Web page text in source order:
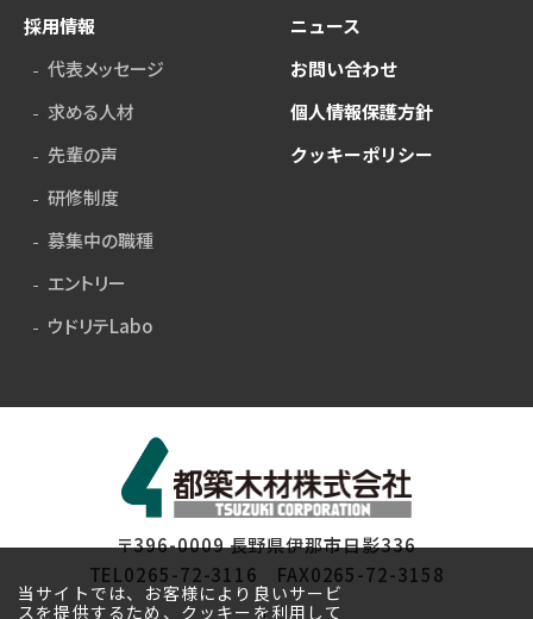
採用情報
代表メッセージ
求める人材
先輩の声
研修制度
募集中の職種
エントリー
ウドリテLabo
ニュース
お問い合わせ
個人情報保護方針
クッキーポリシー
〒396-0009 長野県伊那市日影336
TEL0265-72-3116 FAX0265-72-3158
当サイトでは、お客様により良いサービ
スを提供するため、クッキーを利用して